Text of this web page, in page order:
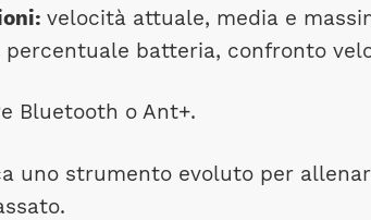
velocità attuale, media e
batteria, confronto
Bluetooth o Ant+.
uno strumento evoluto per